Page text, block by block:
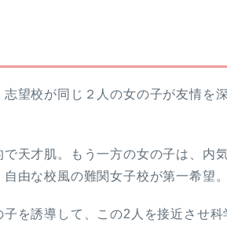
望校が同じ２人の女の子が友情を
天才肌。もう一方の女の子は、内
由な校風の難関女子校が第一希望。
を誘導して、この2人を接近させ科